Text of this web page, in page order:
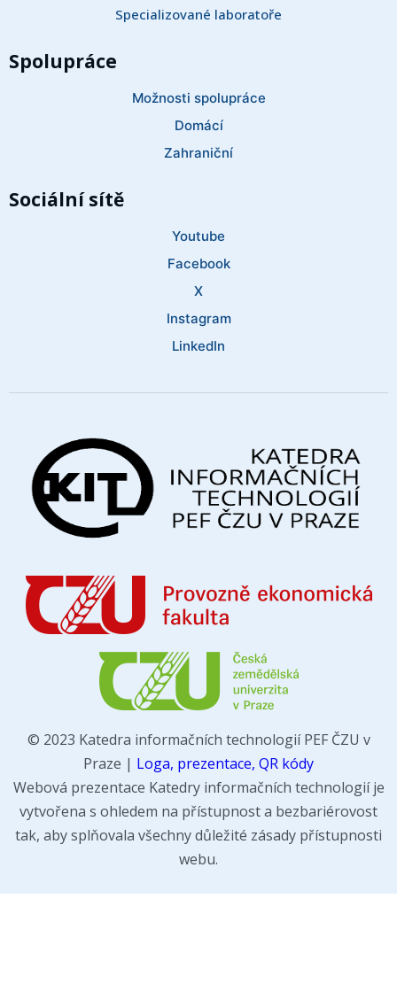
Specializované laboratoře
Spolupráce
Možnosti spolupráce
Domácí
Zahraniční
Sociální sítě
Youtube
Facebook
X
Instagram
LinkedIn
© 2023 Katedra informačních technologií PEF ČZU v
Praze | Loga, prezentace, QR kódy
Webová prezentace Katedry informačních technologií je
vytvořena s ohledem na přístupnost a bezbariérovost
tak, aby splňovala všechny důležité zásady přístupnosti
webu.